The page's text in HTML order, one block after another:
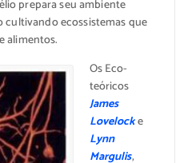
prepara seu ambiente
ecossistemas que
alimentos.
Os Eco-
teóricos
James
Lovelocke
Lynn
Margulis,